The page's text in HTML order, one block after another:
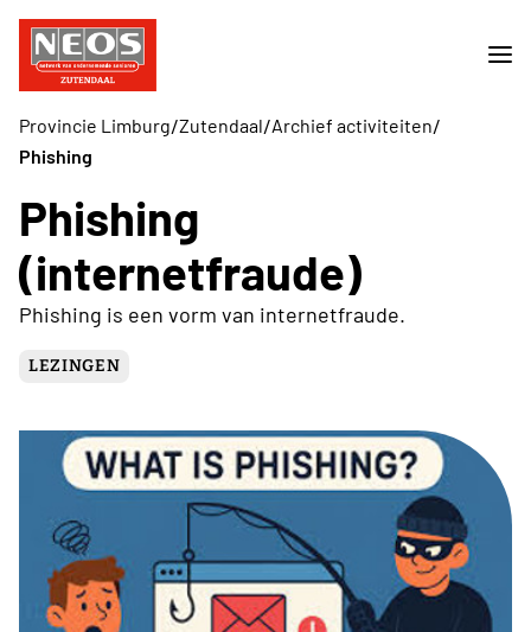
Provincie Limburg/Zutendaal/Archief activiteiten/
Phishing
Phishing
(internetfraude)
Phishing is een vorm van internetfraude.
LEZINGEN